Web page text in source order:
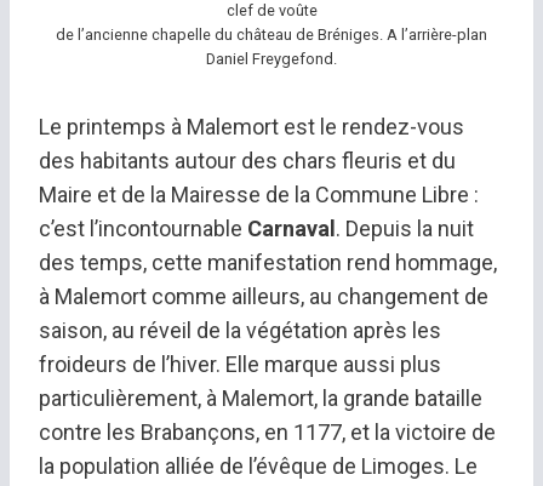
clef de voûte
de l’ancienne chapelle du château de Bréniges. A l’arrière-plan
Daniel Freygefond.
Le printemps à Malemort est le rendez-vous
des habitants autour des chars fleuris et du
Maire et de la Mairesse de la Commune Libre :
c’est l’incontournable Carnaval . Depuis la nuit
des temps, cette manifestation rend hommage,
à Malemort comme ailleurs, au changement de
saison, au réveil de la végétation après les
froideurs de l’hiver. Elle marque aussi plus
particulièrement, à Malemort, la grande bataille
contre les Brabançons, en 1177, et la victoire de
la population alliée de l’évêque de Limoges. Le